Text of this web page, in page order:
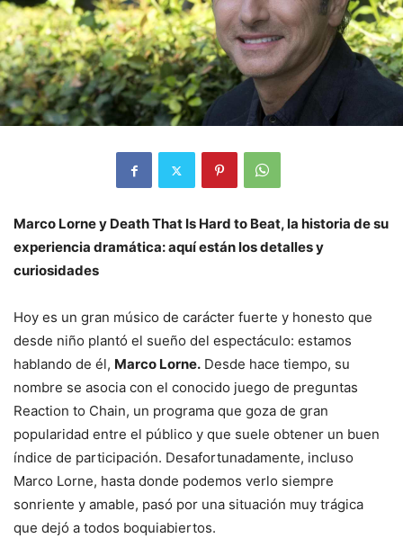
Marco Lorne y Death That Is Hard to Beat, la historia de su
experiencia dramática: aquí están los detalles y
curiosidades
Hoy es un gran músico de carácter fuerte y honesto que
desde niño plantó el sueño del espectáculo: estamos
hablando de él, Marco Lorne. Desde hace tiempo, su
nombre se asocia con el conocido juego de preguntas
Reaction to Chain, un programa que goza de gran
popularidad entre el público y que suele obtener un buen
índice de participación. Desafortunadamente, incluso
Marco Lorne, hasta donde podemos verlo siempre
sonriente y amable, pasó por una situación muy trágica
que dejó a todos boquiabiertos.